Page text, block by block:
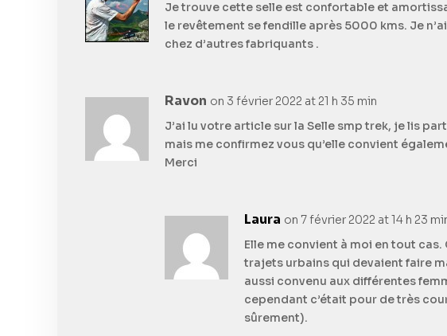
Je trouve cette selle est confortable et
le revêtement se fendille après 5000 kms. Je
chez d’autres fabriquants .
Ravon on 3 février 2022 at 21 h 35 min
J’ai lu votre article sur la Selle smp trek, je lis
mais me confirmez vous qu’elle convient
Merci
Laura on 7 février 2022 at 14 h 23
Elle me convient à moi en tout
trajets urbains qui devaient faire
aussi convenu aux différentes
cependant c’était pour de très
sûrement).